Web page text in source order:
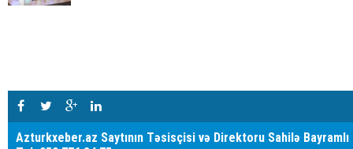
Azturkxeber.az Saytının Təsisçisi və Direktoru Sahilə Bayramlı